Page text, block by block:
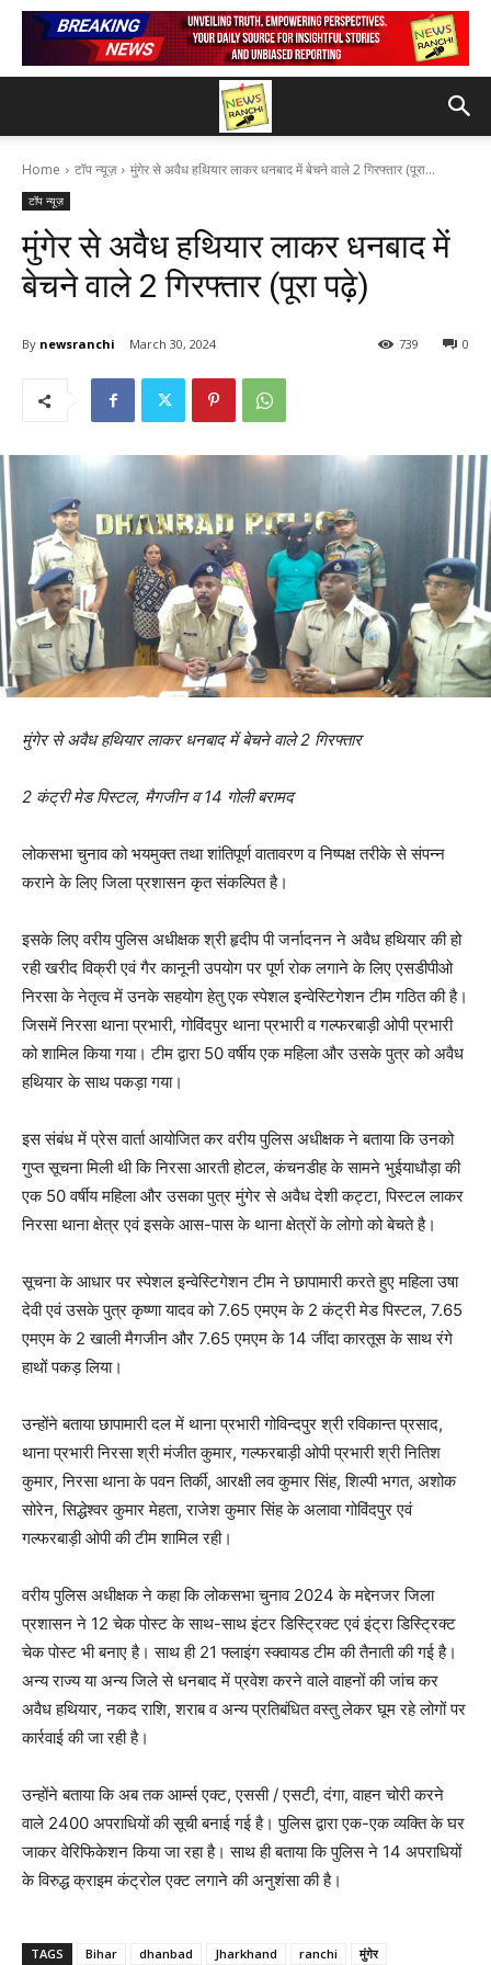
Home टॉप न्यूज़ मुंगेर से अवैध हथियार लाकर धनबाद में बेचने वाले 2 गिरफ्तार (पूरा...
टॉप न्यूज़
मुंगेर से अवैध हथियार लाकर धनबाद में
बेचने वाले 2 गिरफ्तार (पूरा पढ़े)
By newsranchi March 30, 2024 0
739
मुंगेर से अवैध हथियार लाकर धनबाद में बेचने वाले 2 गिरफ्तार
2 कंट्री मेड पिस्टल, मैगजीन व 14 गोली बरामद
लोकसभा चुनाव को भयमुक्त तथा शांतिपूर्ण वातावरण व निष्पक्ष तरीके से संपन्न
कराने के लिए जिला प्रशासन कृत संकल्पित है।
इसके लिए वरीय पुलिस अधीक्षक श्री हृदीप पी जर्नादनन ने अवैध हथियार की हो
रही खरीद विक्री एवं गैर कानूनी उपयोग पर पूर्ण रोक लगाने के लिए एसडीपीओ
निरसा के नेतृत्व में उनके सहयोग हेतु एक स्पेशल इन्वेस्टिगेशन टीम गठित की है।
जिसमें निरसा थाना प्रभारी, गोविंदपुर थाना प्रभारी व गल्फरबाड़ी ओपी प्रभारी
को शामिल किया गया। टीम द्वारा 50 वर्षीय एक महिला और उसके पुत्र को अवैध
हथियार के साथ पकड़ा गया।
इस संबंध में प्रेस वार्ता आयोजित कर वरीय पुलिस अधीक्षक ने बताया कि उनको
गुप्त सूचना मिली थी कि निरसा आरती होटल, कंचनडीह के सामने भुईयाधौड़ा की
एक 50 वर्षीय महिला और उसका पुत्र मुंगेर से अवैध देशी कट्टा, पिस्टल लाकर
निरसा थाना क्षेत्र एवं इसके आस-पास के थाना क्षेत्रों के लोगो को बेचते है।
सूचना के आधार पर स्पेशल इन्वेस्टिगेशन टीम ने छापामारी करते हुए महिला उषा
देवी एवं उसके पुत्र कृष्णा यादव को 7.65 एमएम के 2 कंट्री मेड पिस्टल, 7.65
एमएम के 2 खाली मैगजीन और 7.65 एमएम के 14 जींदा कारतूस के साथ रंगे
हाथों पकड़ लिया।
उन्होंने बताया छापामारी दल में थाना प्रभारी गोविन्दपुर श्री रविकान्त प्रसाद,
थाना प्रभारी निरसा श्री मंजीत कुमार, गल्फरबाड़ी ओपी प्रभारी श्री नितिश
कुमार, निरसा थाना के पवन तिर्की, आरक्षी लव कुमार सिंह, शिल्पी भगत, अशोक
सोरेन, सिद्धेश्वर कुमार मेहता, राजेश कुमार सिंह के अलावा गोविंदपुर एवं
गल्फरबाड़ी ओपी की टीम शामिल रही।
वरीय पुलिस अधीक्षक ने कहा कि लोकसभा चुनाव 2024 के मद्देनजर जिला
प्रशासन ने 12 चेक पोस्ट के साथ-साथ इंटर डिस्ट्रिक्ट एवं इंट्रा डिस्ट्रिक्ट
चेक पोस्ट भी बनाए है। साथ ही 21 फ्लाइंग स्क्वायड टीम की तैनाती की गई है।
अन्य राज्य या अन्य जिले से धनबाद में प्रवेश करने वाले वाहनों की जांच कर
अवैध हथियार, नकद राशि, शराब व अन्य प्रतिबंधित वस्तु लेकर घूम रहे लोगों पर
कार्रवाई की जा रही है।
उन्होंने बताया कि अब तक आर्म्स एक्ट, एससी / एसटी, दंगा, वाहन चोरी करने
वाले 2400 अपराधियों की सूची बनाई गई है। पुलिस द्वारा एक-एक व्यक्ति के घर
जाकर वेरिफिकेशन किया जा रहा है। साथ ही बताया कि पुलिस ने 14 अपराधियों
के विरुद्ध क्राइम कंट्रोल एक्ट लगाने की अनुशंसा की है।
TAGS Bihar dhanbad Jharkhand ranchi मुंगेर